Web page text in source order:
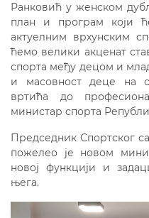
Ранковић у женском
план и програм који
актуелним врхунским
ћемо велики акценат
спорта међу децом и
и масовност деце на
вртића до
министар спорта
Председник Спортског
пожелео је новом
новој функцији и
њега.